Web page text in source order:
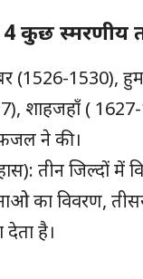
कुछ स्मरणीय
(1526-1530),
शाहजहाँ (
ने की।
तीन जिल्दों में
का विवरण,
देता है।